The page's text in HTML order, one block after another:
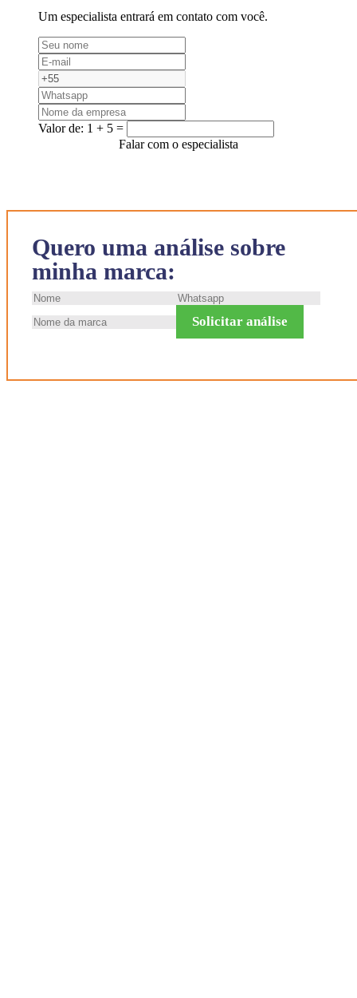
Quero uma análise sobre
minha marca:
Solicitar análise
Um especialista entrará em contato com você.
Valor de: 1 + 5 =
Falar com o especialista